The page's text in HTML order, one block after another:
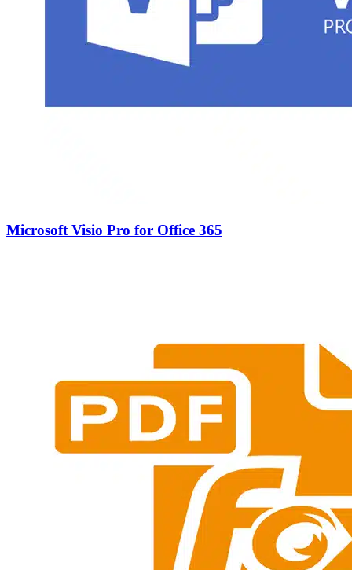
Microsoft Visio Pro for Office 365